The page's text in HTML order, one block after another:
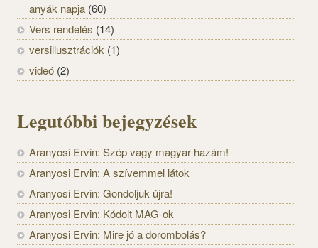
anyák napja (60)
Vers rendelés (14)
versillusztrációk (1)
videó (2)
Legutóbbi bejegyzések
Aranyosi Ervin: Szép vagy magyar hazám!
Aranyosi Ervin: A szívemmel látok
Aranyosi Ervin: Gondoljuk újra!
Aranyosi Ervin: Kódolt MAG-ok
Aranyosi Ervin: Mire jó a dorombolás?